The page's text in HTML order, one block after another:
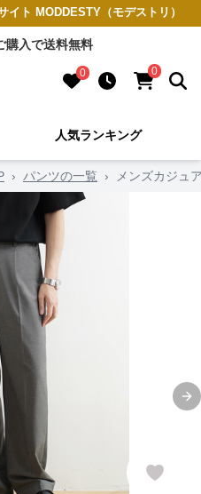
ト MODDESTY（モデストリ）
購入で送料無料
0 0
人気ランキング
› パンツの一覧 › メンズカジュ